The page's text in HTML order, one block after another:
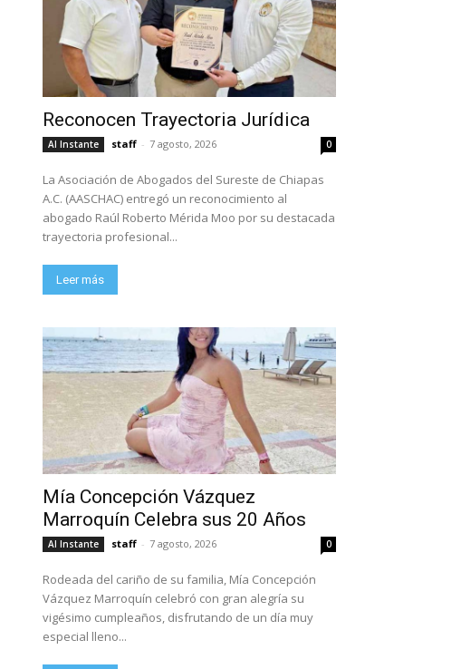
Reconocen Trayectoria Jurídica
Al Instante staff - 7 agosto, 2026 0
La Asociación de Abogados del Sureste de Chiapas
A.C. (AASCHAC) entregó un reconocimiento al
abogado Raúl Roberto Mérida Moo por su destacada
trayectoria profesional...
Leer más
Mía Concepción Vázquez
Marroquín Celebra sus 20 Años
Al Instante staff - 7 agosto, 2026 0
Rodeada del cariño de su familia, Mía Concepción
Vázquez Marroquín celebró con gran alegría su
vigésimo cumpleaños, disfrutando de un día muy
especial lleno...